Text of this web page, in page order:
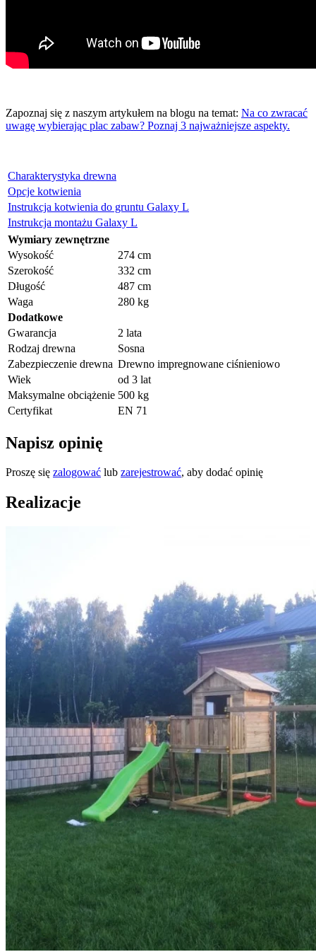
Zapoznaj się z naszym artykułem na blogu na temat: Na co zwracać
uwagę wybierając plac zabaw? Poznaj 3 najważniejsze aspekty.
Charakterystyka drewna
Opcje kotwienia
Instrukcja kotwienia do gruntu Galaxy L
Instrukcja montażu Galaxy L
Wymiary zewnętrzne
Wysokość
274 cm
Szerokość
332 cm
Długość
487 cm
Waga
280 kg
Dodatkowe
Gwarancja
2 lata
Rodzaj drewna
Sosna
Zabezpieczenie drewna Drewno impregnowane ciśnieniowo
Wiek
od 3 lat
Maksymalne obciążenie 500 kg
Certyfikat
EN 71
Napisz opinię
Proszę się zalogować lub zarejestrować, aby dodać opinię
Realizacje